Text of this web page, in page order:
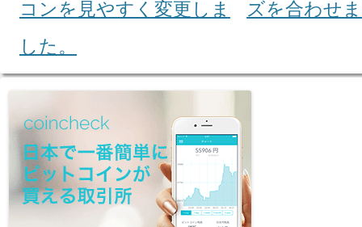
コンを見やすく変更しま
した。
ズを合わせ